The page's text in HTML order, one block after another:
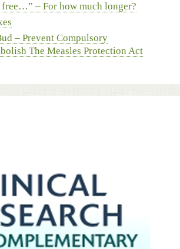
free…” – For how much longer?
– Prevent Compulsory
The Measles Protection Act